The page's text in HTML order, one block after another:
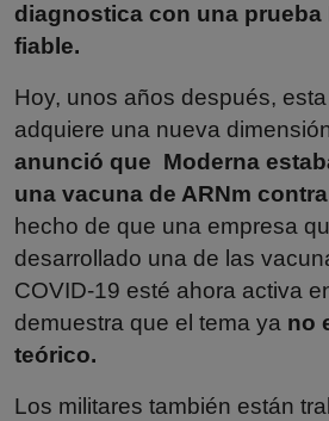
diagnostica con una prueba
fiable.
Hoy, unos años después,
adquiere una nueva
anunció que Moderna
una vacuna de ARNm
hecho de que una empresa
desarrollado una de las
COVID-19 esté ahora activa
demuestra que el tema ya no
teórico.
Los militares también están